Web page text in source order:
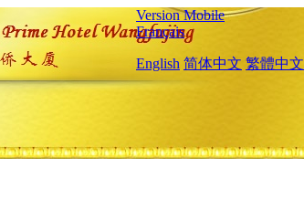
Version Mobile
Français
English 简体中文 繁體中文